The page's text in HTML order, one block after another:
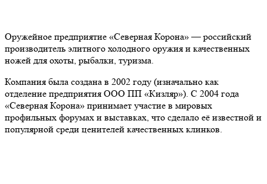
Оружейное предприятие «Северная Корона» — российский
производитель элитного холодного оружия и качественных
ножей для охоты, рыбалки, туризма.
Компания была создана в 2002 году (изначально как
отделение предприятия ООО ПП «Кизляр»). С 2004 года
«Северная Корона» принимает участие в мировых
профильных форумах и выставках, что сделало её известной и
популярной среди ценителей качественных клинков.